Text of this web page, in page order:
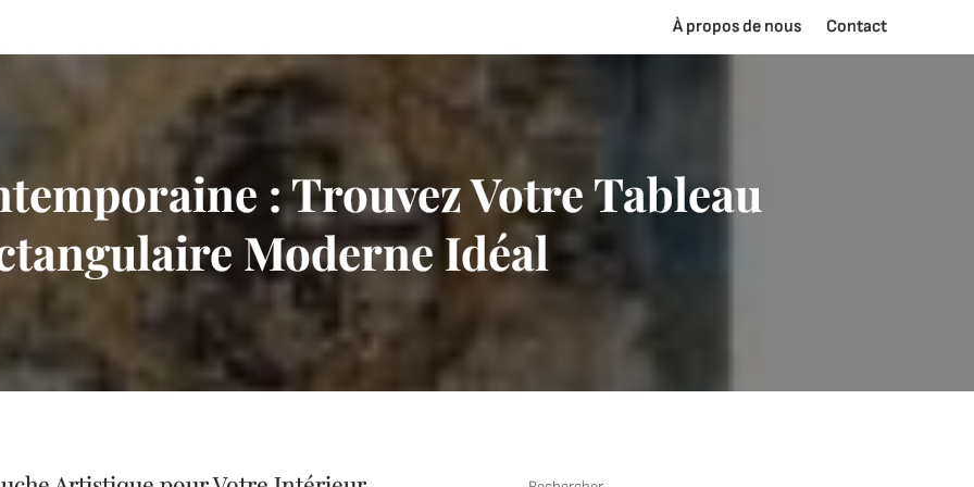
À propos de nous Contact
: Trouvez Votre Tableau
Moderne Idéal